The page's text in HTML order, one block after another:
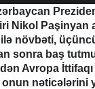
Nikol Paşinyan
növbəti,
sonra baş
Avropa İttifaqı
onun nəticələrini